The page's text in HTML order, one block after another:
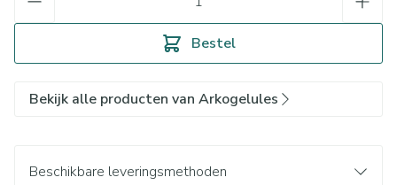
Bestel
Bekijk alle producten van Arkogelules
Beschikbare leveringsmethoden